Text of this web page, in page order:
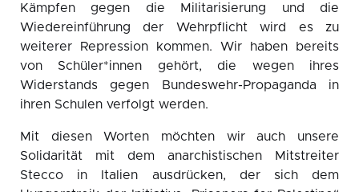
Kämpfen gegen die Militarisierung und die
Wiedereinführung der Wehrpflicht wird es zu
weiterer Repression kommen. Wir haben bereits
von Schüler*innen gehört, die wegen ihres
Widerstands gegen Bundeswehr-Propaganda in
ihren Schulen verfolgt werden.
Mit diesen Worten möchten wir auch unsere
Solidarität mit dem anarchistischen Mitstreiter
Stecco in Italien ausdrücken, der sich dem